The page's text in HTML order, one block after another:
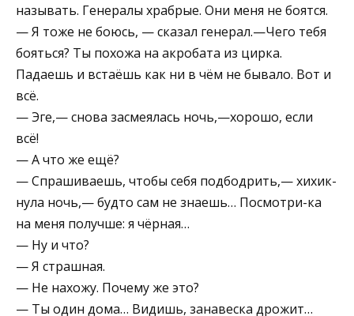
называть. Генералы храбрые. Они меня не боятся.
— Я тоже не боюсь, — сказал генерал.—Чего тебя
бояться? Ты похожа на акробата из цирка.
Падаешь и встаёшь как ни в чём не бывало. Вот и
всё.
— Эге,— снова засмеялась ночь,—хорошо, если
всё!
— А что же ещё?
— Спрашиваешь, чтобы себя подбодрить,— хихик­
нула ночь,— будто сам не знаешь… Посмотри-ка
на меня получше: я чёрная…
— Ну и что?
— Я страшная.
— Не нахожу. Почему же это?
— Ты один дома… Видишь, занавеска дрожит…